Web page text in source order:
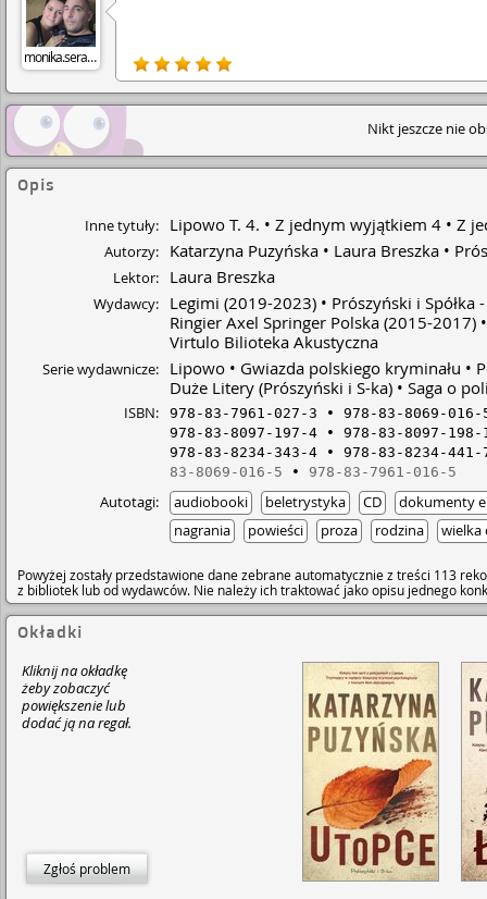
monika.serafin
Nikt jeszcze nie
Opis
Inne tytuły: Lipowo T. 4. Z jednym wyjątkiem 4 Z
Autorzy: Katarzyna Puzyńska Laura Breszka
Lektor: Laura Breszka
Wydawcy: Legimi (2019-2023)
Prószyński i Spółka
Ringier Axel Springer Polska (2015-2017)
Virtulo Bilioteka Akustyczna
Serie wydawnicze: Lipowo Gwiazda polskiego kryminału
Duże Litery (Prószyński i S-ka)
Saga o
ISBN: 978-83-7961-027-3
978-83-8069-016-
978-83-8097-197-4
978-83-8097-198-
978-83-8234-343-4
978-83-8234-441-
83-8069-016-5
978-83-7961-016-5
Autotagi: audiobooki beletrystyka CD
dokumenty
nagrania
powieści proza rodzina wielka
Powyżej zostały przedstawione dane zebrane automatycznie z treści 113
z bibliotek lub od wydawców. Nie należy ich traktować jako opisu jednego
Okładki
Kliknij na okładkę
żeby zobaczyć
powiększenie lub
dodać ją na regał.
Zgłoś problem